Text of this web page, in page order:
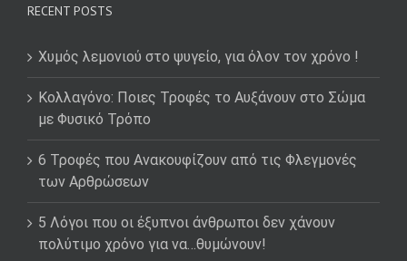
RECENT POSTS
Χυμός λεμονιού στο ψυγείο, για όλον τον χρόνο !
Κολλαγόνο: Ποιες Τροφές το Αυξάνουν στο Σώμα
με Φυσικό Τρόπο
6 Τροφές που Ανακουφίζουν από τις Φλεγμονές
των Αρθρώσεων
5 Λόγοι που οι έξυπνοι άνθρωποι δεν χάνουν
πολύτιμο χρόνο για να…θυμώνουν!